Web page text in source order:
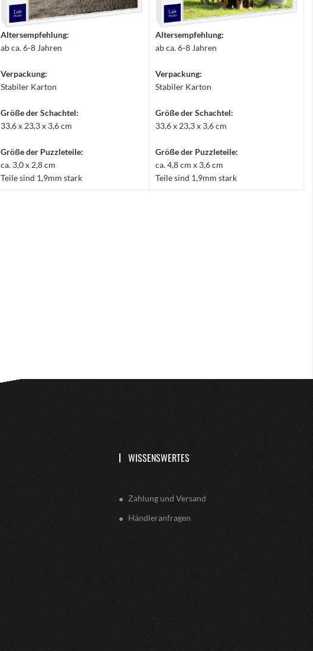
Altersempfehlung:
ab ca. 6-8 Jahren
Verpackung:
Stabiler Karton
Größe der Schachtel:
33,6 x 23,3 x 3,6 cm
Größe der Puzzleteile:
ca. 3,0 x 2,8 cm
Teile sind 1,9mm stark
Altersempfehlung:
ab ca. 6-8 Jahren
Verpackung:
Stabiler Karton
Größe der Schachtel:
33,6 x 23,3 x 3,6 cm
Größe der Puzzleteile:
ca. 4,8 cm x 3,6 cm
Teile sind 1,9mm stark
WISSENSWERTES
Zahlung und Versand
Händleranfragen